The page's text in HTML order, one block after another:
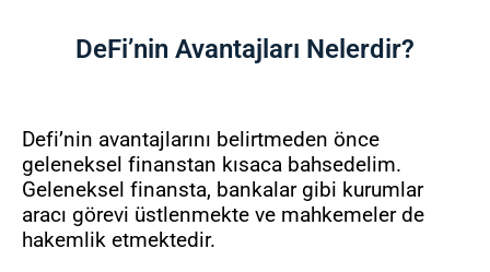
DeFi’nin Avantajları Nelerdir?
Defi’nin avantajlarını belirtmeden önce
geleneksel finanstan kısaca bahsedelim.
Geleneksel finansta, bankalar gibi kurumlar
aracı görevi üstlenmekte ve mahkemeler de
hakemlik etmektedir.